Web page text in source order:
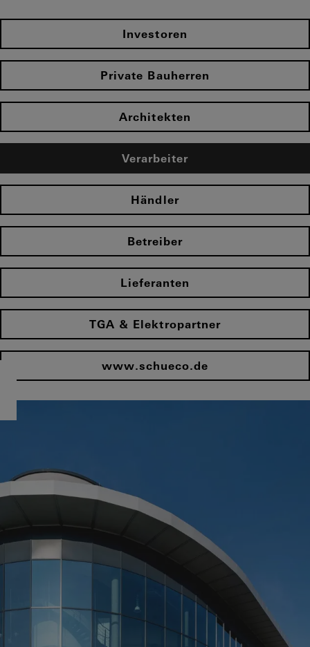
Investoren
Private Bauherren
Architekten
Verarbeiter
Händler
Betreiber
Lieferanten
TGA & Elektropartner
www.schueco.de